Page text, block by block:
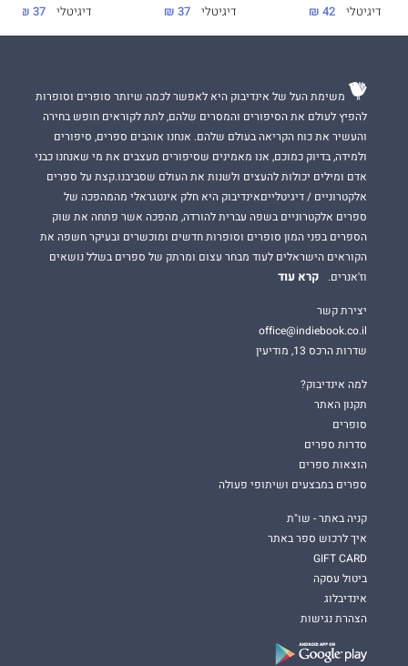
רשתות חברתיות והשפעתן, בריונות וטוויסטים בעלילה.
קבלו אזהרת קריאה!
דבר עורכת האתר:
להט, כוח ואגו משחקים כולם תפקיד בספר השני בסדרה.
דמויות ממכרות ועלילה שהיא רכבת הרים רגשית שלא רוצים לרדת
ממנה.
דיגיטלי 42 ₪
דיגיטלי 37 ₪
דיגיטלי 37 ₪
משימת העל של אינדיבוק היא לאפשר לכמה שיותר סופרים וסופרות
להפיץ לעולם את הסיפורים והמסרים שלהם, לתת לקוראים חופש בחירה
והעשיר את כוח הקריאה בעולם שלהם. אנחנו אוהבים ספרים, סיפורים
ולמידה, בדיוק כמוכם, אנו מאמינים שסיפורים מעצבים את מי שאנחנו כבני
אדם ומילים יכולות להעצים ולשנות את העולם שסביבנו.קצת על ספרים
אלקטרוניים / דיגיטלייםאינדיבוק היא חלק אינטגראלי מהמהפכה של
ספרים אלקטרוניים בשפה עברית להורדה, מהפכה אשר פתחה את שוק
הספרים בפני המון סופרים וסופרות חדשים ומוכשרים ובעיקר חשפה את
הקוראים הישראלים לעוד מבחר עצום ומרתק של ספרים בשלל נושאים
וז'אנרים.
קרא עוד
יצירת קשר
office@indiebook.co.il
שדרות הרכס 13, מודיעין
למה אינדיבוק?
תקנון האתר
סופרים
סדרות ספרים
הוצאות ספרים
ספרים במבצעים ושיתופי פעולה
קניה באתר - שו"ת
איך לרכוש ספר באתר
GIFT CARD
ביטול עסקה
אינדיבלוג
הצהרת נגישות